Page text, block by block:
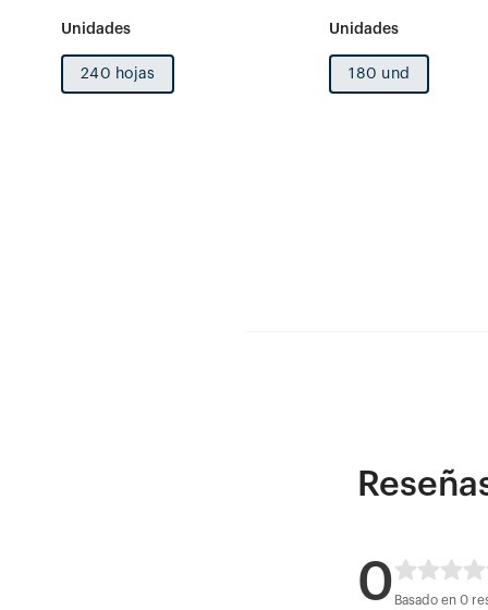
240 hojas 180 und
0 Basado en 0